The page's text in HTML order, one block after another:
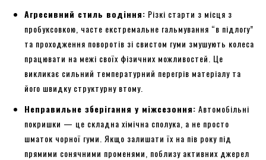
Агресивний стиль водіння: Різкі старти з місця з
пробуксовкою, часте екстремальне гальмування “в підлогу”
та проходження поворотів зі свистом гуми змушують колеса
працювати на межі своїх фізичних можливостей. Це
викликає сильний температурний перегрів матеріалу та
його швидку структурну втому.
Неправильне зберігання у міжсезоння: Автомобільні
покришки — це складна хімічна сполука, а не просто
шматок чорної гуми. Якщо залишати їх на пів року під
прямими сонячними променями, поблизу активних джерел